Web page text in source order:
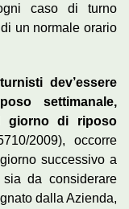
caso di turno
un normale orario
dev’essere
settimanale,
giorno di riposo
2009), occorre
successivo a
da considerare
dalla Azienda,